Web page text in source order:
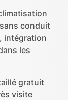
conduit
intégration
les
gratuit
visite